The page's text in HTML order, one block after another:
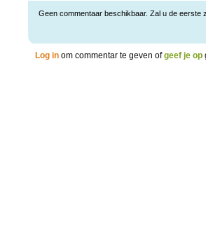
Geen commentaar beschikbaar. Zal u de eerste
Log in om commentar te geven ofgeef je op